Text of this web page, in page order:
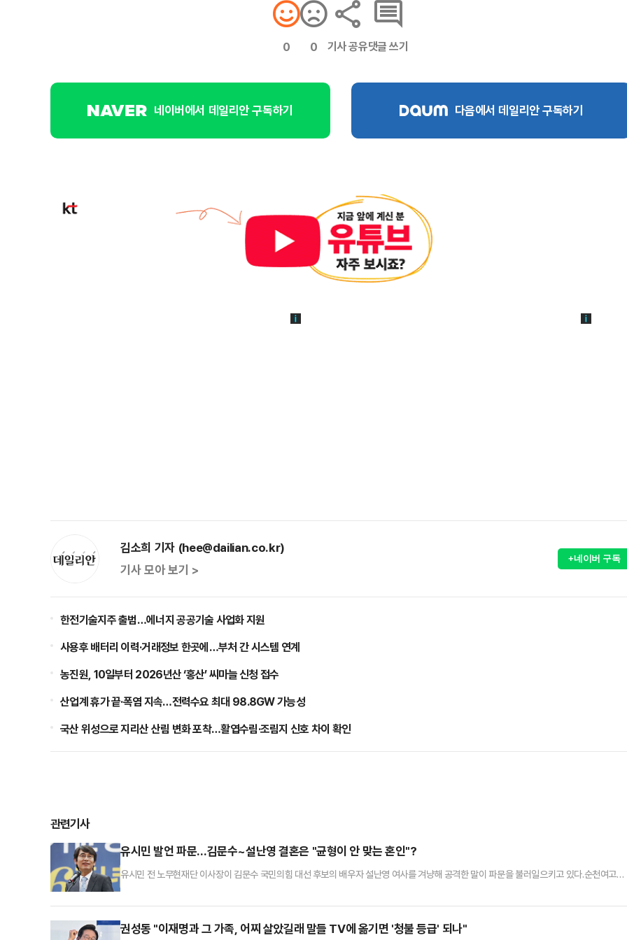
0 0 기사 공유댓글 쓰기
네이버에서 데일리안 구독하기 다음에서 데일리안 구독하기
김소희 기자 (hee@dailian.co.kr)
기사 모아 보기 >
+네이버 구독
한전기술지주 출범…에너지 공공기술 사업화 지원
사용후 배터리 이력·거래정보 한곳에…부처 간 시스템 연계
농진원, 10일부터 2026년산 ‘홍산’ 씨마늘 신청 접수
산업계 휴가 끝·폭염 지속…전력수요 최대 98.8GW 가능성
국산 위성으로 지리산 산림 변화 포착…활엽수림·조림지 신호 차이 확인
관련기사
유시민 발언 파문…김문수~설난영 결혼은 "균형이 안 맞는 혼인"?
유시민 전 노무현재단 이사장이 김문수 국민의힘 대선 후보의 배우자 설난영 여사를 겨냥해 공격한 말이 파문을 불러일으키고 있다.순천여고를
자리가 설난영 인생에서는 갈 수 없는 자리" "그래서 제정신이 아닌 것" 등으로 표현했다. 국민의힘에서는 유 전 이사장이 전근대적 신분제·혼인
권성동 "이재명과 그 가족, 어찌 살았길래 말들 TV에 옮기면 '청불 등급' 되나"